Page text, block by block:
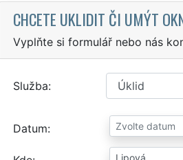
CHCETE UKLIDIT ČI UMÝT
Vyplňte si formulář nebo nás
Služba
Datum